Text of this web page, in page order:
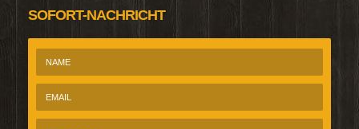
SOFORT-NACHRICHT